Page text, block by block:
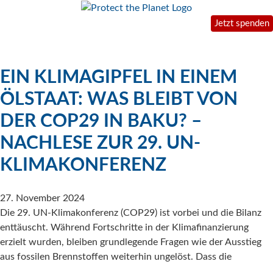
Jetzt spenden
EIN KLIMAGIPFEL IN EINEM
ÖLSTAAT: WAS BLEIBT VON
DER COP29 IN BAKU? –
NACHLESE ZUR 29. UN-
KLIMAKONFERENZ
27. November 2024
Die 29. UN-Klimakonferenz (COP29) ist vorbei und die Bilanz
enttäuscht. Während Fortschritte in der Klimafinanzierung
erzielt wurden, bleiben grundlegende Fragen wie der Ausstieg
aus fossilen Brennstoffen weiterhin ungelöst. Dass die